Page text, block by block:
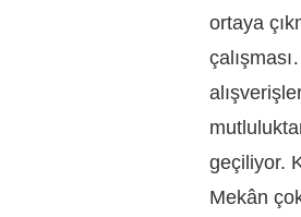
ortaya
geçiliyor.
Mekân